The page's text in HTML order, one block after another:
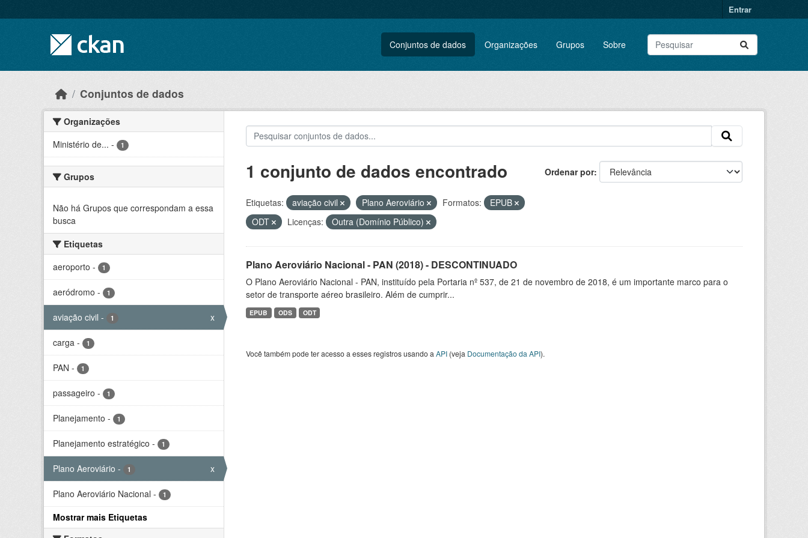
Entrar
Conjuntos de dados Organizações Grupos Sobre
Conjuntos de dados
Organizações
Ministério de... - 1
Grupos
Não há Grupos que correspondam a essa
busca
Etiquetas
aeroporto - 1
aeródromo - 1
aviação civil - 1 x
carga - 1
PAN - 1
passageiro - 1
Planejamento - 1
Planejamento estratégico - 1
Plano Aeroviário - 1 x
Plano Aeroviário Nacional - 1
Mostrar mais Etiquetas
Ordenar por
1 conjunto de dados encontrado
Etiquetas: aviação civil Plano Aeroviário Formatos:
EPUB
ODT
Licenças: Outra (Domínio Público)
Plano Aeroviário Nacional - PAN (2018) - DESCONTINUADO
O Plano Aeroviário Nacional - PAN, instituído pela Portaria nº 537, de 21 de novembro de 2018, é um importante marco para o
setor de transporte aéreo brasileiro. Além de cumprir...
EPUB ODS ODT
Você também pode ter acesso a esses registros usando a API(veja Documentação da API).